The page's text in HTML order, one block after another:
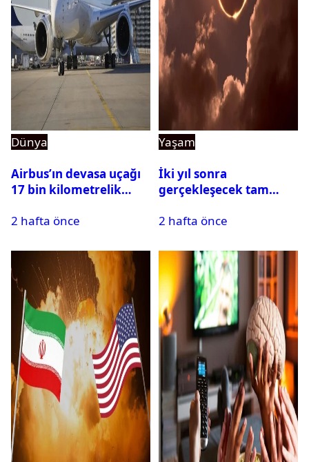
Dünya
Airbus’ın devasa uçağı
17 bin kilometrelik
tamamladı
2 hafta önce
Yaşam
İki yıl sonra
gerçekleşecek tam
oteller şimdiden doldu
2 hafta önce